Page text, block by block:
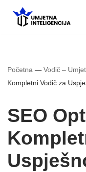
Skip
Početna — Vodič –
Kompletni Vodič za
SEO